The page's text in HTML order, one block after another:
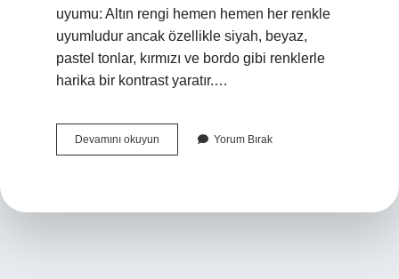
uyumu: Altın rengi hemen hemen her renkle
uyumludur ancak özellikle siyah, beyaz,
pastel tonlar, kırmızı ve bordo gibi renklerle
harika bir kontrast yaratır.…
Devamını okuyun
Sarısı
Yorum Bırak